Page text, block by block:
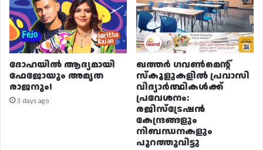
ദോഹയിൽ ആദ്യമായി
ഫേജോയും അമൃത
രാജനും!
3 days ago
ഖത്തർ ഗവൺമെന്റ്
സ്കൂളുകളിൽ പ്രവാസി
വിദ്യാർത്ഥികൾക്ക്
പ്രവേശനം:
രജിസ്ട്രേഷൻ
കേന്ദ്രങ്ങളും
നിബന്ധനകളും
പുറത്തുവിട്ടു